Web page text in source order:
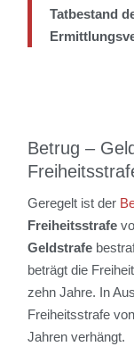
Tatbestand
Betrug –
Geregelt ist der
Freiheitsstrafe
Geldstrafe
beträgt die
zehn Jahre. In
Freiheitsstrafe
Jahren verhängt.